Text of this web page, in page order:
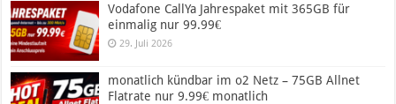
Vodafone CallYa Jahrespaket mit 365GB für
einmalig nur 99.99€
29. Juli 2026
monatlich kündbar im o2 Netz – 75GB Allnet
Flatrate nur 9.99€ monatlich